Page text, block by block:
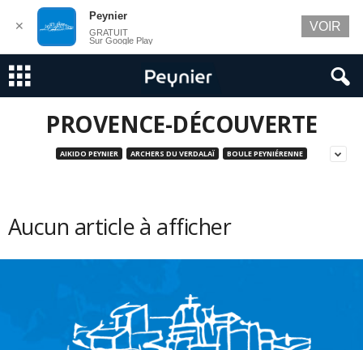
PROVENCE-DÉCOUVERTE
AIKIDO PEYNIER ARCHERS DU VERDALAÏ BOULE PEYNIÉRENNE
Aucun article à afficher
✕
Peynier
GRATUIT
Sur Google Play
VOIR